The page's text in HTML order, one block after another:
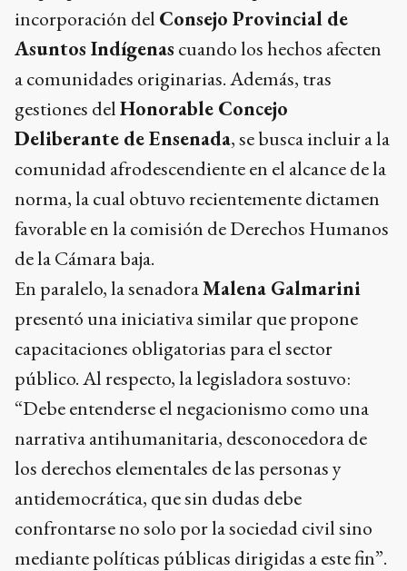
incorporación del Consejo Provincial de
Asuntos Indígenas cuando los hechos afecten
a comunidades originarias. Además, tras
gestiones delHonorable Concejo
Deliberante de Ensenada, se busca incluir a la
comunidad afrodescendiente en el alcance de la
norma, la cual obtuvo recientemente dictamen
favorable en la comisión de Derechos Humanos
de la Cámara baja.
En paralelo, la senadoraMalena Galmarini
presentó una iniciativa similar que propone
capacitaciones obligatorias para el sector
público. Al respecto, la legisladora sostuvo:
“Debe entenderse el negacionismo como una
narrativa antihumanitaria, desconocedora de
los derechos elementales de las personas y
antidemocrática, que sin dudas debe
confrontarse no solo por la sociedad civil sino
mediante políticas públicas dirigidas a este fin”.